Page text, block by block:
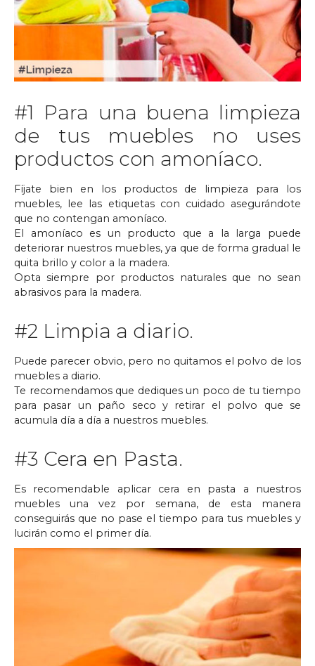
#1 Para una buena limpieza
de tus muebles no uses
productos con amoníaco.
Fíjate bien en los productos de limpieza para los
muebles, lee las etiquetas con cuidado asegurándote
que no contengan amoníaco.
El amoníaco es un producto que a la larga puede
deteriorar nuestros muebles, ya que de forma gradual le
quita brillo y color a la madera.
Opta siempre por productos naturales que no sean
abrasivos para la madera.
#2 Limpia a diario.
Puede parecer obvio, pero no quitamos el polvo de los
muebles a diario.
Te recomendamos que dediques un poco de tu tiempo
para pasar un paño seco y retirar el polvo que se
acumula día a día a nuestros muebles.
#3 Cera en Pasta.
Es recomendable aplicar cera en pasta a nuestros
muebles una vez por semana, de esta manera
conseguirás que no pase el tiempo para tus muebles y
lucirán como el primer día.